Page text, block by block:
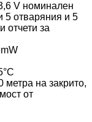
V номинален
5 отваряния и 5
отчети за
метра на закрито,
от